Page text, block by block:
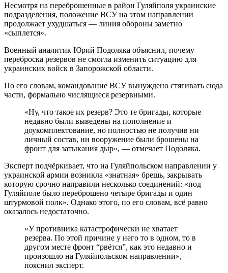
Несмотря на переброшенные в район Гуляйполя украинские
подразделения, положение ВСУ на этом направлении
продолжает ухудшаться — линия обороны заметно
«сыплется».
Военный аналитик Юрий Подоляка объяснил, почему
переброска резервов не смогла изменить ситуацию для
украинских войск в Запорожской области.
По его словам, командование ВСУ вынуждено стягивать сюда
части, формально числящиеся резервными.
«Ну, что такое их резерв? Это те бригады, которые
недавно были выведены на пополнение и
доукомплектование, но полностью не получив ни
личный состав, ни вооружение были брошены на
фронт для затыкания дыр», — отмечает Подоляка.
Эксперт подчёркивает, что на Гуляйпольском направлении у
украинской армии возникла «знатная» брешь, закрывать
которую срочно направили несколько соединений: «под
Гуляйполе было переброшено четыре бригады и один
штурмовой полк». Однако этого, по его словам, всё равно
оказалось недостаточно.
«У противника катастрофически не хватает
резерва. По этой причине у него то в одном, то в
другом месте фронт “рвётся”, как это недавно и
произошло на Гуляйпольском направлении», —
пояснил эксперт.